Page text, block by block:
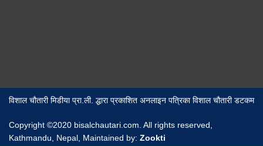
विशाल चौतारी मिडीया प्रा.ली. द्धारा प्रकाशित अनलाइन पत्रिका विशाल चौतारी डटकम
Copyright ©2020 bisalchautari.com. All rights reserved,
Kathmandu, Nepal, Maintained by: Zookti